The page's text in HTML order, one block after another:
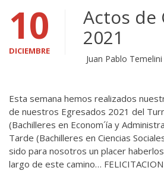
10
DICIEMBRE
Actos de
2021
Juan Pablo Temelini
Esta semana hemos realizados
de nuestros Egresados 2021 del
(Bachilleres en Econom´ía y
Tarde (Bachilleres en Ciencias
sido para nosotros un placer
largo de este camino…